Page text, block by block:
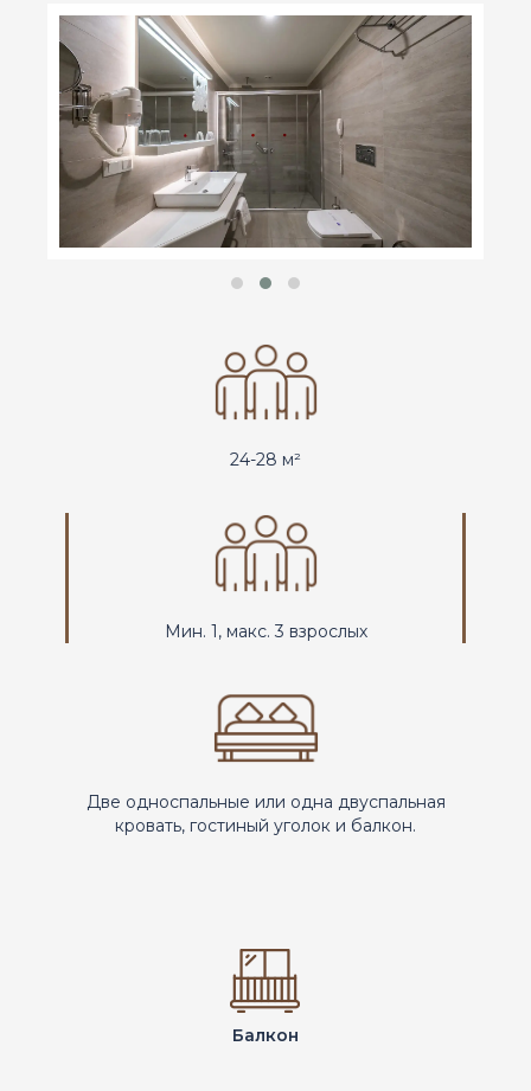
24-28 м²
Мин. 1, макс. 3 взрослых
Две односпальные или одна двуспальная
кровать, гостиный уголок и балкон.
Балкон